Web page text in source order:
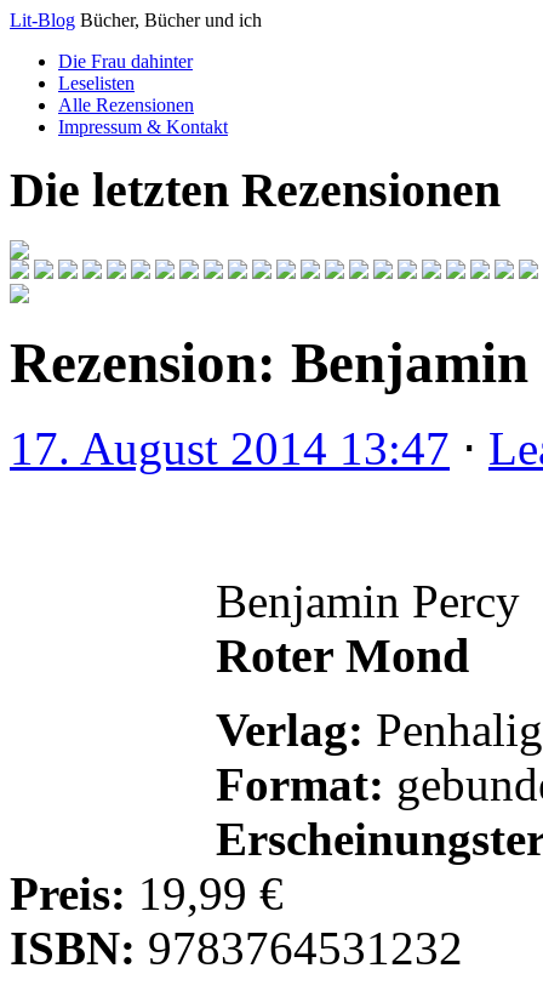
Lit-Blog Bücher, Bücher und ich
Die Frau dahinter
Leselisten
Alle Rezensionen
Impressum & Kontakt
Die letzten Rezensionen
Rezension:
17. August 2014 13:47 ⋅
Benjamin Percy
Roter Mond
Verlag:
Format:
Preis: 19,99 €
ISBN: 9783764531232